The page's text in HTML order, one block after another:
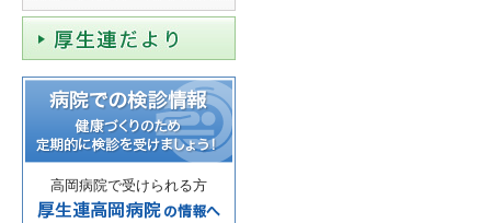
高岡病院で受けられる方